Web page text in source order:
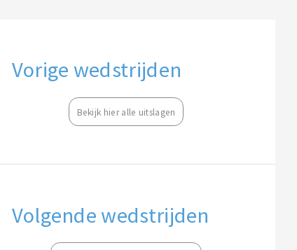
Vorige wedstrijden
Bekijk hier alle uitslagen
Volgende wedstrijden